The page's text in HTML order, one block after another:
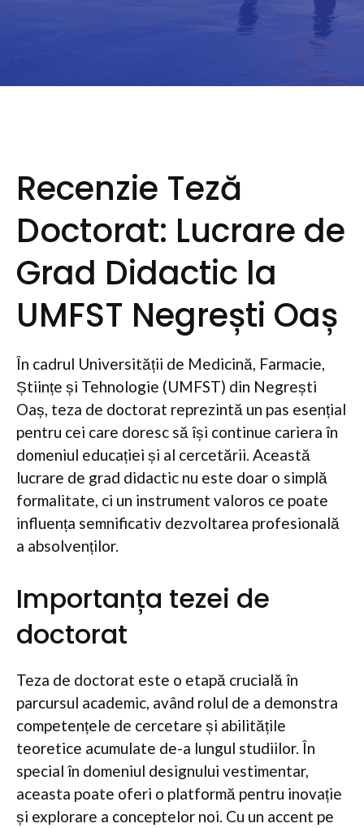
Recenzie Teză
Doctorat: Lucrare de
Grad Didactic la
UMFST Negrești Oaș
În cadrul Universității de Medicină, Farmacie,
Științe și Tehnologie (UMFST) din Negrești
Oaș, teza de doctorat reprezintă un pas esențial
pentru cei care doresc să își continue cariera în
domeniul educației și al cercetării. Această
lucrare de grad didactic nu este doar o simplă
formalitate, ci un instrument valoros ce poate
influența semnificativ dezvoltarea profesională
a absolvenților.
Importanța tezei de
doctorat
Teza de doctorat este o etapă crucială în
parcursul academic, având rolul de a demonstra
competențele de cercetare și abilitățile
teoretice acumulate de-a lungul studiilor. În
special în domeniul designului vestimentar,
aceasta poate oferi o platformă pentru inovație
și explorare a conceptelor noi. Cu un accent pe